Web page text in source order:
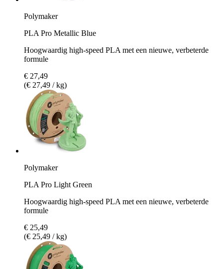
Polymaker
PLA Pro Metallic Blue
Hoogwaardig high-speed PLA met een nieuwe, verbeterde
formule
€ 27,49
(€ 27,49 / kg)
Polymaker
PLA Pro Light Green
Hoogwaardig high-speed PLA met een nieuwe, verbeterde
formule
€ 25,49
(€ 25,49 / kg)